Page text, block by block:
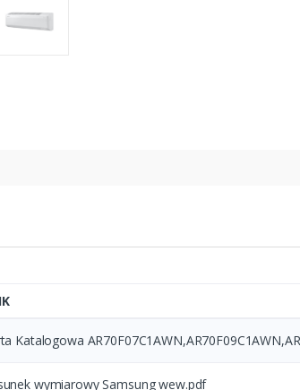
Katalogowa
wymiarowy Samsung wew.pdf